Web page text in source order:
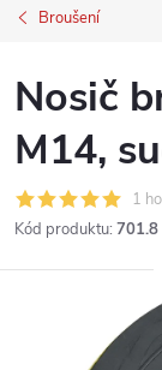
Broušení
Nosič
M14,
1
Kód produktu: 701.8